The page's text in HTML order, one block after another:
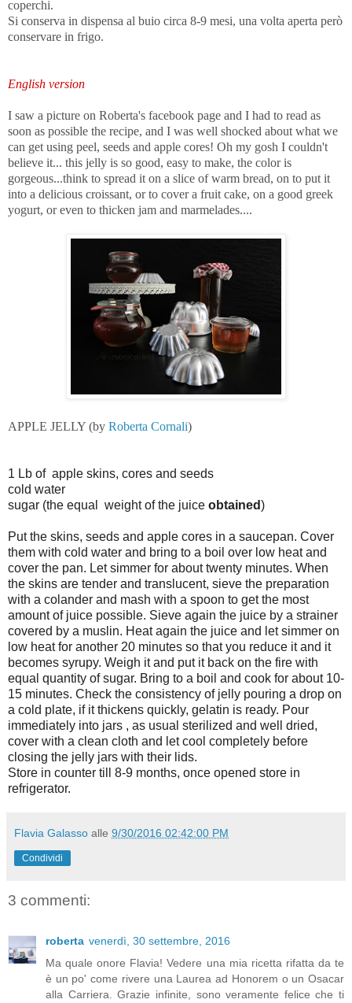
coperchi.
Si conserva in dispensa al buio circa 8-9 mesi, una volta aperta però
conservare in frigo.
English version
I saw a picture on Roberta's facebook page and I had to read as
soon as possible the recipe, and I was well shocked about what we
can get using peel, seeds and apple cores! Oh my gosh I couldn't
believe it... this jelly is so good, easy to make, the color is
gorgeous...think to spread it on a slice of warm bread, on to put it
into a delicious croissant, or to cover a fruit cake, on a good greek
yogurt, or even to thicken jam and marmelades....
APPLE JELLY (by Roberta Cornali)
1 Lb of  apple skins, cores and seeds
cold water
sugar (the equal  weight of the juice obtained)
Put the skins, seeds and apple cores in a saucepan. Cover
them with cold water and bring to a boil over low heat and
cover the pan. Let simmer for about twenty minutes. When
the skins are tender and translucent, sieve the preparation
with a colander and mash with a spoon to get the most
amount of juice possible. Sieve again the juice by a strainer
covered by a muslin. Heat again the juice and let simmer on
low heat for another 20 minutes so that you reduce it and it
becomes syrupy. Weigh it and put it back on the fire with
equal quantity of sugar. Bring to a boil and cook for about 10-
15 minutes. Check the consistency of jelly pouring a drop on
a cold plate, if it thickens quickly, gelatin is ready. Pour
immediately into jars , as usual sterilized and well dried,
cover with a clean cloth and let cool completely before
closing the jelly jars with their lids.
Store in counter till 8-9 months, once opened store in
refrigerator.
Flavia Galasso alle 9/30/2016 02:42:00 PM
Condividi
3 commenti:
roberta venerdì, 30 settembre, 2016
Ma quale onore Flavia! Vedere una mia ricetta rifatta da te
è un po' come rivere una Laurea ad Honorem o un Osacar
alla Carriera. Grazie infinite, sono veramente felice che ti